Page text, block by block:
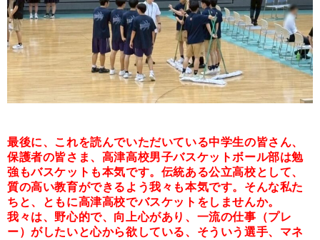
最後に、これを読んでいただいている中学生の皆さん、
保護者の皆さま、高津高校男子バスケットボール部は勉
強もバスケットも本気です。伝統ある公立高校として、
質の高い教育ができるよう我々も本気です。そんな私た
ちと、
ともに高津高校でバスケットをしませんか。
我々は、野心的で、向上心があり、一流の仕事（プレ
ー）がしたいと心から欲している、そういう選手、マネ